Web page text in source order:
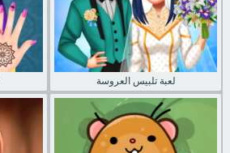
لعبة تلبيس العروسة